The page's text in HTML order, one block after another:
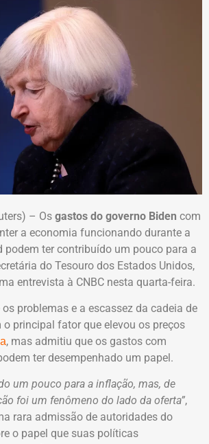
– Os gastos do governo Biden com
a economia funcionando durante a
podem ter contribuído um pouco para a
do Tesouro dos Estados Unidos,
entrevista à CNBC nesta quarta-feira.
problemas e a escassez da cadeia de
principal fator que elevou os preços
, mas admitiu que os gastos com
ter desempenhado um papel.
um pouco para a inflação, mas, de
foi um fenômeno do lado da oferta”,
rara admissão de autoridades do
o papel que suas políticas